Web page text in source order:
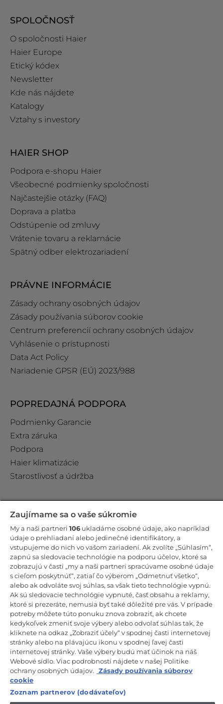
SPOLOČNOSŤ
O spoločnosti Haier
Haier Europe
Etický kódex
Newsletter
Kde nás nájdete
Katalogy
Vztahy s investory
HAIER SHOP
Podpora e‑shopu Haier
Všeobecné podmienky spoločnosti
Najčastejšie otázky (FAQ)
Doprava a platba
Odstúpenie od zmluvy
Vrátenie tovaru a reklamácie
Spätný odber elektrozariadení
PRÁVNE INFORMÁCIE
Zásady ochrany osobných údajov
Zásady používania súborov cookie
Centrum preferencií ochrany osobných údajov
Vyhlásenie o prístupnosti
Data Act Policy
Nariadenie GPSR (EÚ) 2023/988
POPREDAJNÁ PODPORA
Podmienky Garancie
Extra záruka
Podpora
Haier klimatizácie
Starostlivosť a údržba
Zostaňte v kontakte!
Odoberajte náš newsletter
CANDY HOOVER GROUP S.r.I. – Jednoosobová spol. s r.o. –
PRÁVNE SÍDLO SPOLOČNOSTI: Via Comolli, 57 – 20861 Brugherio
(MB) – Taliansko – ADMINISTRATÍVNE SÍDLA: Via Privata Eden
Fumagalli snc – 20861 Brugherio (MB) a Via Trento č. 20/A-22 –
20871 Vimercate (MB) – Taliansko – Tel.: +39.039.2086.1 – Fax:
+39.039.2086.237 – Základné imanie 35 000 000,00 € plne splatené
– Daňové identifikačné číslo a číslo zápisu v obchodnom registri
Miláno-Monza-Brianza-Lodi 04666310158 – DIČ 00786860965 –
Identifikačné číslo obchodnej jednotky: MB-1033934 – Oprávnenie IT
AEOF 211870 – Činnosť spoločnosti riadi a koordinuje spoločnosť
Candy S.p.A.
SK / Slovensko
Zaujímame sa o vaše súkromie
My a naši partneri 106 ukladáme osobné údaje, ako napríklad
údaje o prehliadaní alebo jedinečné identifikátory, a
vstupujeme do nich vo vašom zariadení. Ak zvolíte „Súhlasím“,
zapnú sa sledovacie technológie na podporu účelov, ktoré sa
zobrazujú v časti „my a naši partneri spracúvame osobné údaje
s cieľom poskytnúť“, zatiaľ čo výberom „Odmetnuť všetko“,
alebo ak odvoláte svoj súhlas, sa však tieto technológie vypnú.
Ak sú sledovacie technológie vypnuté, časť obsahu a reklamy,
ktoré si prezeráte, nemusia byť také dôležité pre vás. V prípade
potreby môžete túto ponuku znova zobraziť, ak chcete
kedykoľvek zmeniť svoje výbery alebo odvolať súhlas tak, že
kliknete na odkaz „Zobraziť účely“ v spodnej časti internetovej
stránky alebo na plávajúcu ikonu v spodnej ľavej časti
internetovej stránky. Vaše výbery budú mať účinok na náš
Webové sídlo. Viac podrobností nájdete v našej Politike
ochrany osobných údajov.
Zásady používania súborov
cookie
Zoznam partnerov (dodávateľov)